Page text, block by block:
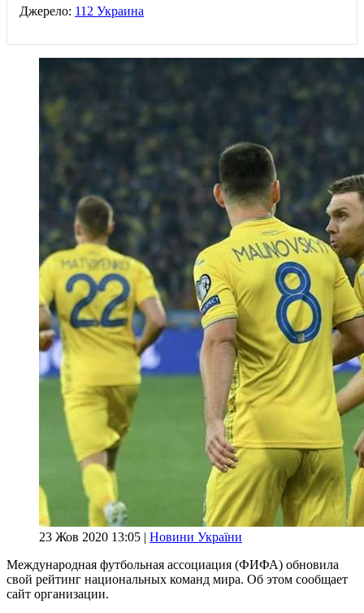
Джерело: 112 Украина
23 Жов 2020 13:05 | Новини України
Международная футбольная ассоциация (ФИФА) обновила
свой рейтинг национальных команд мира. Об этом сообщает
сайт организации.